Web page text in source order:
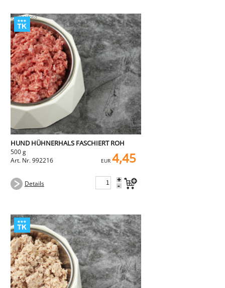
HUND HÜHNERHALS FASCHIERT ROH
500 g
Art. Nr. 992216
EUR 4,45
Details +
-